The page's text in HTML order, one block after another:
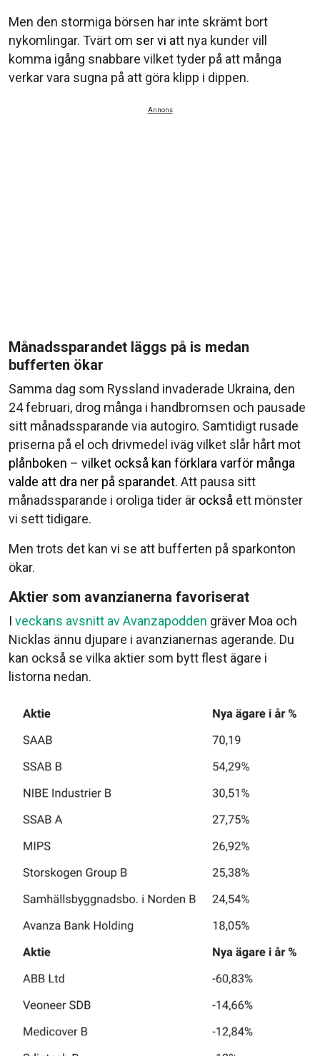
Men den stormiga börsen har inte skrämt bort
nykomlingar. Tvärt om ser vi att nya kunder vill
komma igång snabbare vilket tyder på att många
verkar vara sugna på att göra klipp i dippen.
Annons
Månadssparandet läggs på is medan
bufferten ökar
Samma dag som Ryssland invaderade Ukraina, den
24 februari, drog många i handbromsen och pausade
sitt månadssparande via autogiro. Samtidigt rusade
priserna på el och drivmedel iväg vilket slår hårt mot
plånboken – vilket också kan förklara varför många
valde att dra ner på sparandet. Att pausa sitt
månadssparande i oroliga tider är också ett mönster
vi sett tidigare.
Men trots det kan vi se att bufferten på sparkonton
ökar.
Aktier som avanzianerna favoriserat
I veckans avsnitt av Avanzapodden gräver Moa och
Nicklas ännu djupare i avanzianernas agerande. Du
kan också se vilka aktier som bytt flest ägare i
listorna nedan.